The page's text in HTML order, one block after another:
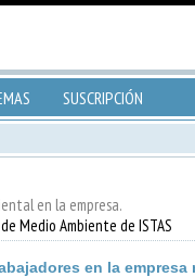
SUSCRIPCIÓN
en la empresa.
Medio Ambiente de ISTAS
en la empresa